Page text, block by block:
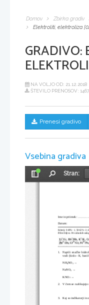
Domov Zbirka gradiv
Elektroliti, elektroliza
GRADIVO:
NA VOLJO OD: 21.12.2018
ŠTEVILO PRENOSOV: 1467
Prenesi gradivo
Vsebina gradiva
Preklopi
Stran:
Ime in priimek:
Datum:
Kriterij: 0-49% - 1, 50-62% - 2,
Pišite čitljivo. Pri računskih
1.
Napiši enačbe
vodi (kislo - K,
NH4NO 3 →
NaNO3 →
KNO 3 →
2. V čem se razlikujejo
3. Kaj so indikatorji in